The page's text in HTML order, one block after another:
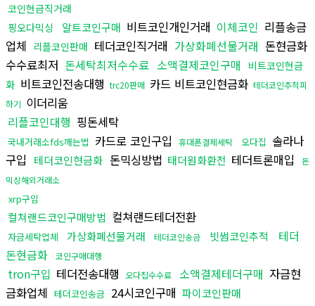
코인현금직거래
핑오다믹싱
알트코인구매 비트코인개인거래 이체코인 리플송금
업체 리플코인판매 테더코인직거래 가상화폐선물거래 돈현금화
수수료최저 돈세탁최저수수료 소액결제코인구매
비트코인현금
화 비트코인전송대행 trc20판매 카드 비트코인현금화 테더코인추척피
하기 이더리움
리플코인대행 핑돈세탁
국내거래소fds깨는법 카드로 코인구입 휴대폰결제세탁 오다집 솔라나
구입
테더코인현금화 돈믹싱방법 태더원화환전 테더트론매입
돈
믹싱해외거래소
xrp구입
컬쳐랜드코인구매방법 컬쳐랜드테더전환
자금세탁업체 가상화폐선물거래 테더코인송금 빗썸코인추적
테더
돈현금화
코인구매대행
tron구입 테더전송대행 오다집수수료 소액결제테더구매 자금현
금화업체 테더코인송금 24시코인구매 파이코인판매